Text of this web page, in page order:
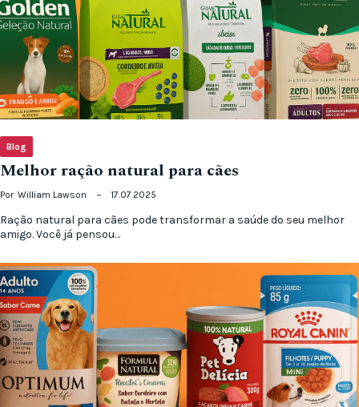
Blog
Melhor ração natural para cães
Por William Lawson 17.07.2025
Ração natural para cães pode transformar a saúde do seu melhor
amigo. Você já pensou…